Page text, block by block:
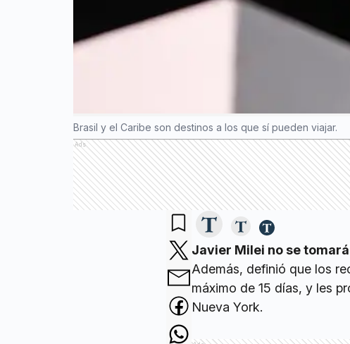
Brasil y el Caribe son destinos a los que sí pueden viajar.
Ads
Javier Milei no se
Además, definió que los
máximo de 15 días, y les
Nueva York.